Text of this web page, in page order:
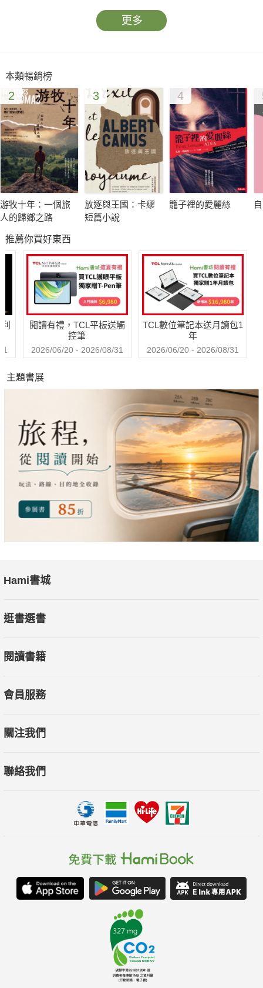
大陸《小說界》雜誌刊出後，即廣受好評；出版後更進入暢銷書
排行榜之列，是20年來中國大陸長篇小說中，最重要、最特殊的
韓少功是當代中國大陸一級作家，也是目前最被國際注目的大陸
作家之一，作品已被翻譯成多國語言，並受邀到世界各地演講，
是中國作家躍升國際的重要代表之一，《馬橋詞典》可視為其代
表作。
《馬橋詞典》的人物故事大致分作三類：一類是政治故事，如馬
疤子、鹽早的故事；一類是民間風俗故事，講的是鄉間日常生
活，如志煌的故事；還有一類是即使在鄉間世界也找不到正常話
語來解釋和講述的，如鐵香、萬玉、方鳴等人的故事。
更多
本類暢銷榜
2
游牧十年：一個旅
人的歸鄉之路
3
放逐與王國：卡繆
短篇小說
4
籠子裡的愛麗絲
推薦你買好東西
閱讀有禮，TCL平板送觸
控筆
2026/06/20 - 2026/08/31
TCL數位筆記本送月讀包1
年
2026/06/20 - 2026/08/31
主題書展
Hami書城
逛書選書
閱讀書籍
會員服務
關注我們
聯絡我們